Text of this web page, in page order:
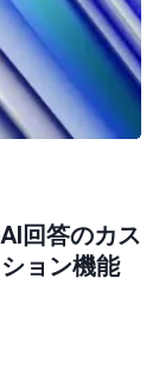
回答のカス
ョン機能